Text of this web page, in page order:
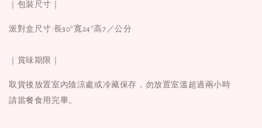
｜包裝尺寸｜
派對盒尺寸:長30*寬24*高7／公分
｜賞味期限｜
取貨後放置室內陰涼處或冷藏保存，勿放置室溫超過兩小時
請當餐食用完畢。